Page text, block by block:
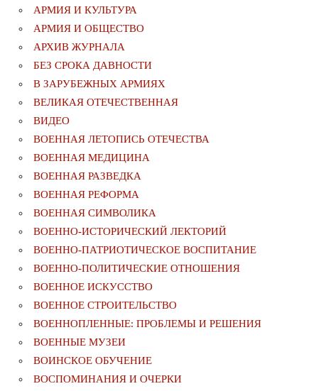
АРМИЯ И КУЛЬТУРА
АРМИЯ И ОБЩЕСТВО
АРХИВ ЖУРНАЛА
БЕЗ СРОКА ДАВНОСТИ
В ЗАРУБЕЖНЫХ АРМИЯХ
ВЕЛИКАЯ ОТЕЧЕСТВЕННАЯ
ВИДЕО
ВОЕННАЯ ЛЕТОПИСЬ ОТЕЧЕСТВА
ВОЕННАЯ МЕДИЦИНА
ВОЕННАЯ РАЗВЕДКА
ВОЕННАЯ РЕФОРМА
ВОЕННАЯ СИМВОЛИКА
ВОЕННО-ИСТОРИЧЕСКИЙ ЛЕКТОРИЙ
ВОЕННО-ПАТРИОТИЧЕСКОЕ ВОСПИТАНИЕ
ВОЕННО-ПОЛИТИЧЕСКИE ОТНОШЕНИЯ
ВОЕННОЕ ИСКУССТВО
ВОЕННОЕ СТРОИТЕЛЬСТВО
ВОЕННОПЛЕННЫЕ: ПРОБЛЕМЫ И РЕШЕНИЯ
ВОЕННЫЕ МУЗЕИ
ВОИНСКОЕ ОБУЧЕНИЕ
ВОСПОМИНАНИЯ И ОЧЕРКИ